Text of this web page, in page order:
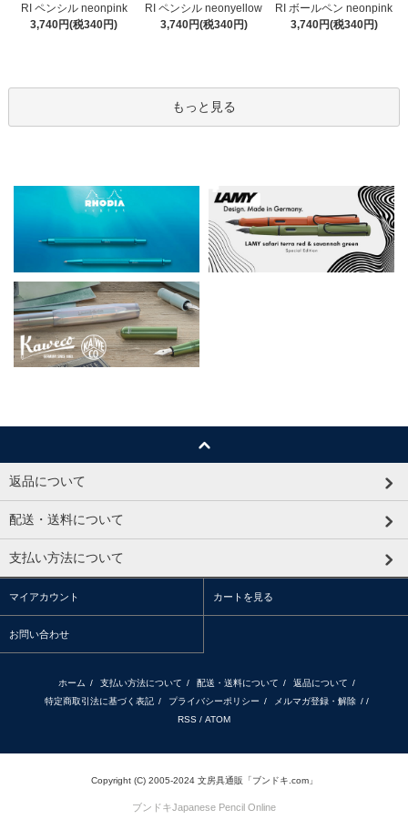
RI ペンシル neonpink
3,740円(税340円)
RI ペンシル neonyellow
3,740円(税340円)
RI ボールペン neonpink
3,740円(税340円)
もっと見る
返品について
配送・送料について
支払い方法について
マイアカウント カートを見る
お問い合わせ
ホーム / 支払い方法について / 配送・送料について / 返品について /
特定商取引法に基づく表記 / プライバシーポリシー / メルマガ登録・解除 / /
RSS / ATOM
Copyright (C) 2005-2024 文房具通販「ブンドキ.com」
ブンドキJapanese Pencil Online